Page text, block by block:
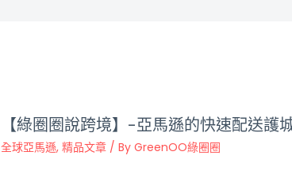
【綠圈圈說跨境】-亞馬遜的快速配送護
全球亞馬遜, 精品文章/ By GreenOO綠圈圈